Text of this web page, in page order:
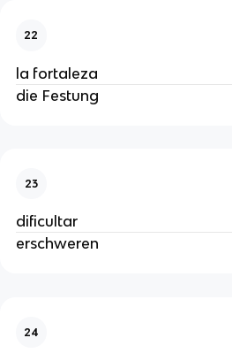
22
la fortaleza
die Festung
23
dificultar
erschweren
24